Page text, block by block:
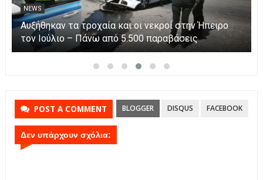
NEWS
Άνοιξε η πλατφόρμα myAGRO για τις αγροτικές
ενισχύσεις 2026 – Πώς υποβάλλεται η Ενιαία
Αίτηση Ενίσχυσης
POST A COMMENT BLOGGER DISQUS FACEBOOK
Δεν υπάρχουν σχόλια: